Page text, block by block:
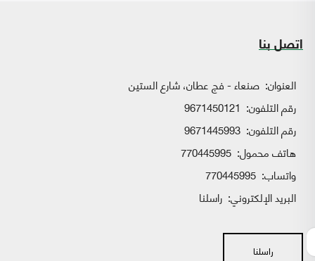
اتصل بنا
العنوان: صنعاء - فج عطان، شارع الستين
رقم التلفون: 9671450121
رقم التلفون: 9671445993
هاتف محمول: 770445995
واتساب:
البريد الإلكتروني: راسلنا
راسلنا